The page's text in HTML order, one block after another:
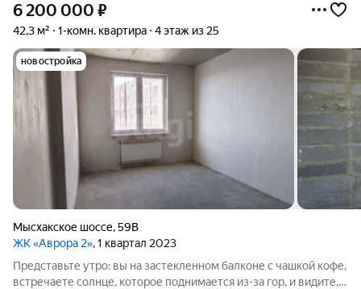
6 200 000 ₽
42,3 м² 1-комн. квартира 4 этаж из 25
новостройка
Мысхакское шоссе,59В
ЖК «Аврора 2», 1 квартал 2023
Представьте утро: вы на застекленном балконе с чашкой кофе,
встречаете солнце, которое поднимается из-за гор, и видите,